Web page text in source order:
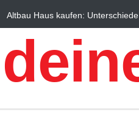
Altbau Haus kaufen:
und Österreich einfach erklärt